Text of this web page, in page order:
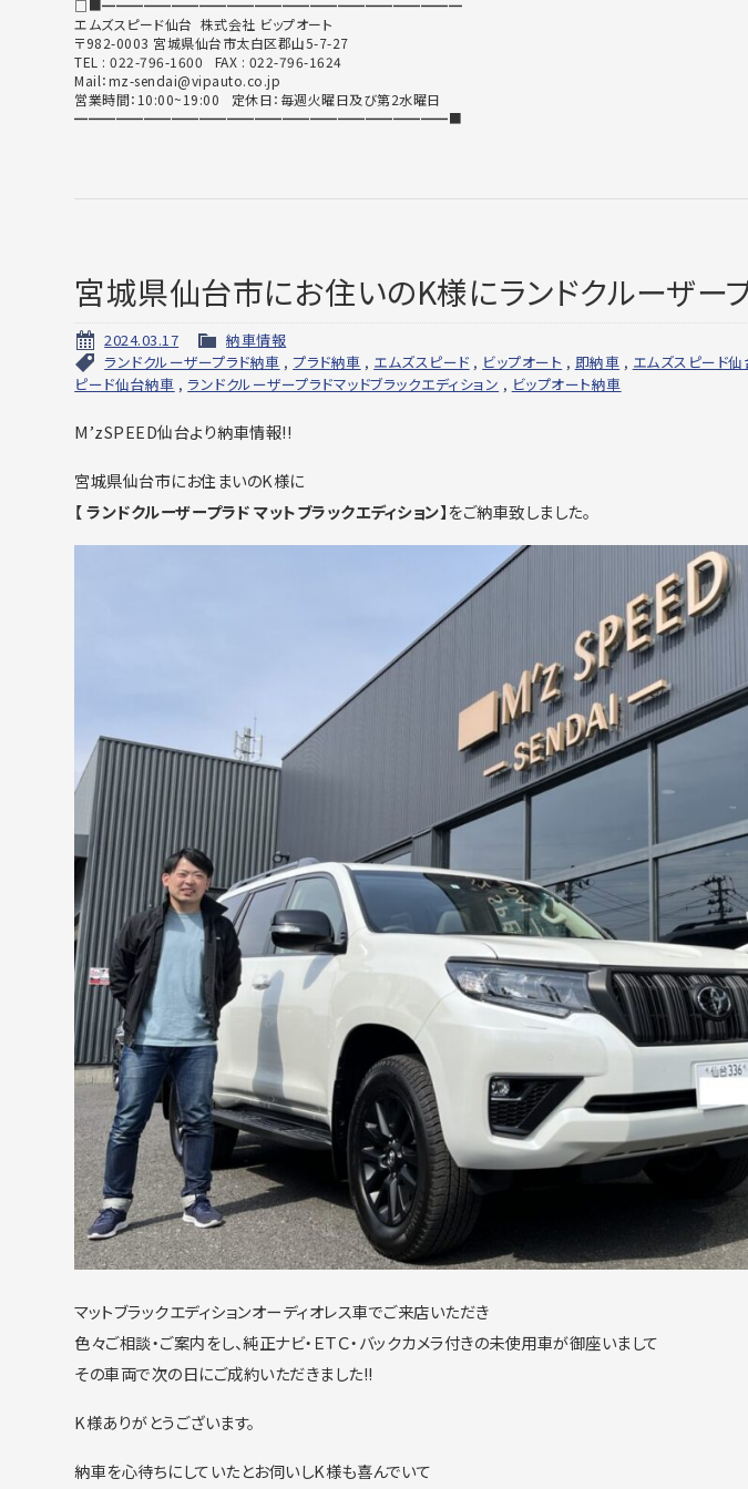
□■━━━━━━━━━━━━━━━━━━━━━━━━━━
エムズスピード仙台 株式会社 ビップオート
〒982-0003 宮城県仙台市太白区郡山5-7-27
TEL : 022-796-1600 FAX : 022-796-1624
Mail：mz-sendai@vipauto.co.jp
営業時間：10:00~19:00 定休日：毎週火曜日及び第2水曜日
━━━━━━━━━━━━━━━━━━━━━━━━━━━■
宮城県仙台市にお住いのK様にランドクルーザー
2024.03.17
納車情報
ランドクルーザープラド納車 , プラド納車 , エムズスピード , ビップオート , 即納車 , エムズスピード仙
ピード仙台納車 ,ランドクルーザープラドマッドブラックエディション , ビップオート納車
M’zSPEED仙台より納車情報!!
宮城県仙台市にお住まいのK様に
【 ランドクルーザープラド マットブラックエディション】をご納車致しました。
マットブラックエディションオーディオレス車でご来店いただき
色々ご相談・ご案内をし、純正ナビ・ＥＴＣ・バックカメラ付きの未使用車が御座いまして
その車両で次の日にご成約いただきました!!
K様ありがとうございます。
納車を心待ちにしていたとお伺いしK様も喜んでいて